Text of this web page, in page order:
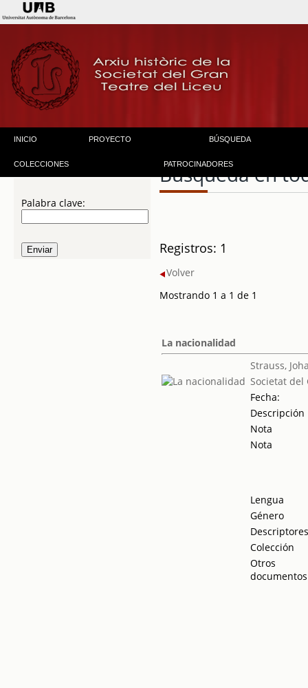
INICIO PROYECTO BÚSQUEDA
COLECCIONES PATROCINADORES
Palabra clave:
Búsqueda en
Registros: 1
Volver
Mostrando 1 a 1 de 1
La nacionalidad
Strauss,
Societat del
Fecha:
Descripción
Nota
Nota
Lengua
Género
Colección
Otros
documentos